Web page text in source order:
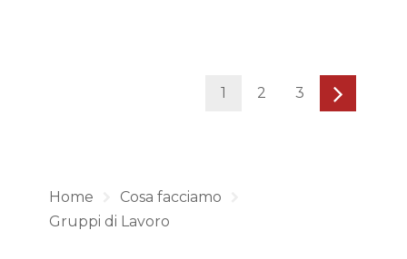
1 2 3
Home
Cosa facciamo
Gruppi di Lavoro